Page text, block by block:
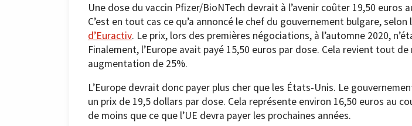
Une dose du vaccin Pfizer/BioNTech devrait à l’avenir coûter 19,50 euros
C’est en tout cas ce qu’a annoncé le chef du gouvernement bulgare,
d’Euractiv. Le prix, lors des premières négociations, à l’automne 2020,
Finalement, l’Europe avait payé 15,50 euros par dose. Cela revient tout de
augmentation de 25%.
L’Europe devrait donc payer plus cher que les États-Unis. Le
un prix de 19,5 dollars par dose. Cela représente environ 16,50 euros au
de moins que ce que l’UE devra payer les prochaines années.